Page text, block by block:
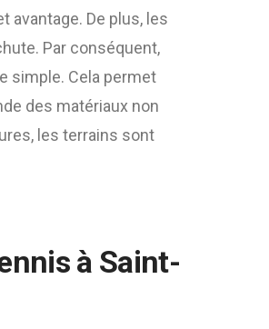
avantage. De plus, les
Par conséquent,
simple. Cela permet
des matériaux non
les terrains sont
à Saint-